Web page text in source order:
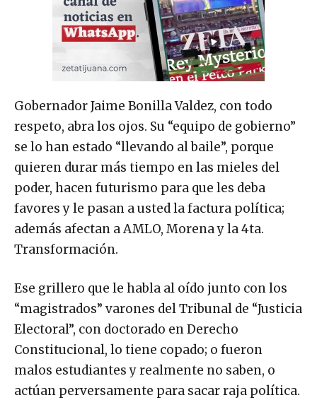
Gobernador Jaime Bonilla Valdez, con todo
respeto, abra los ojos. Su “equipo de gobierno”
se lo han estado “llevando al baile”, porque
quieren durar más tiempo en las mieles del
poder, hacen futurismo para que les deba
favores y le pasan a usted la factura política;
además afectan a AMLO, Morena y la 4ta.
Transformación.
Ese grillero que le habla al oído junto con los
“magistrados” varones del Tribunal de “Justicia
Electoral”, con doctorado en Derecho
Constitucional, lo tiene copado; o fueron
malos estudiantes y realmente no saben, o
actúan perversamente para sacar raja política.